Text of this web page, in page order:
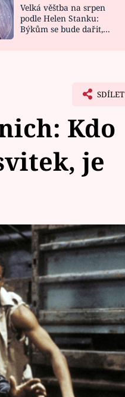
Velká věštba na srpen
podle Helen Stanku:
Býkům se bude dařit,
SDÍLET
Kdo
je